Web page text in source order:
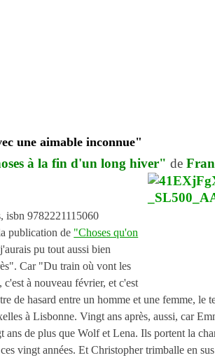
une aimable inconnue"
à la fin d'un long hiver" de
isbn 9782221115060
publication de "Choses qu'on
pu tout aussi bien
Car "Du train où vont les
à nouveau février, et c'est
de hasard entre un homme et une femme, le
à Lisbonne. Vingt ans après, aussi, car
ans de plus que Wolf et Lena. Ils portent la
vingt années. Et Christopher trimballe en